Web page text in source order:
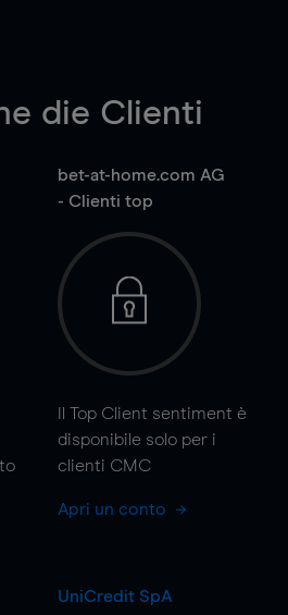
die Clienti
bet-at-home.com AG
- Clienti top
Il Top Client sentiment è
disponibile solo per i
clienti CMC
Apri un conto
UniCredit SpA